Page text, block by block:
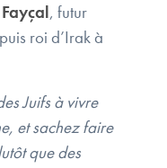
Fayçal, futur
roi d’Irak à
Juifs à vivre
et sachez faire
que des